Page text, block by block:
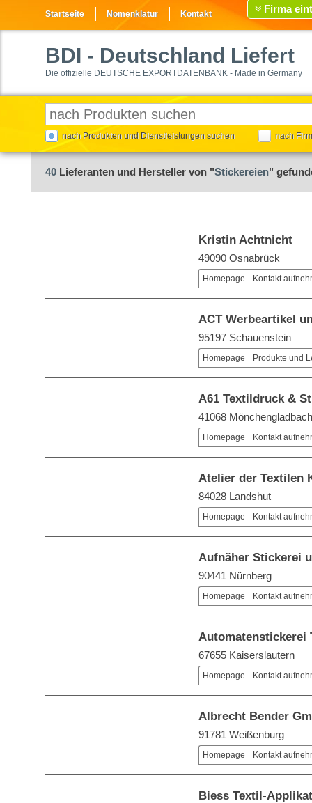
Startseite Nomenklatur Kontakt Firma
BDI - Deutschland Liefert
Die offizielle DEUTSCHE EXPORTDATENBANK - Made in Germany
nach Produkten und Dienstleistungen suchen nach
40 Lieferanten und Hersteller von "Stickereien"
Kristin Achtnicht
49090 Osnabrück
Homepage Kontakt
ACT Werbeartikel
95197 Schauenstein
Homepage Produkte und
A61 Textildruck &
41068 Mönchengladbach
Homepage Kontakt
Atelier der Textilen
84028 Landshut
Homepage Kontakt
Aufnäher Stickerei
90441 Nürnberg
Homepage Kontakt
Automatenstickerei
67655 Kaiserslautern
Homepage Kontakt
Albrecht Bender
91781 Weißenburg
Homepage Kontakt
Biess Textil-